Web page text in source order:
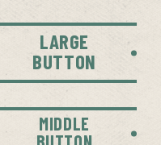
LARGE
BUTTON
MIDDLE